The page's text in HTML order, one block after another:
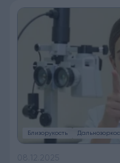
Близорукость